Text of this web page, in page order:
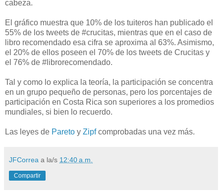
cabeza.
El gráfico muestra que 10% de los tuiteros han publicado el
55% de los tweets de #crucitas, mientras que en el caso de
libro recomendado esa cifra se aproxima al 63%. Asimismo,
el 20% de ellos poseen el 70% de los tweets de Crucitas y
el 76% de #librorecomendado.
Tal y como lo explica la teoría, la participación se concentra
en un grupo pequeño de personas, pero los porcentajes de
participación en Costa Rica son superiores a los promedios
mundiales, si bien lo recuerdo.
Las leyes de Pareto y Zipfcomprobadas una vez más.
JFCorrea a la/s 12:40 a.m.
Compartir